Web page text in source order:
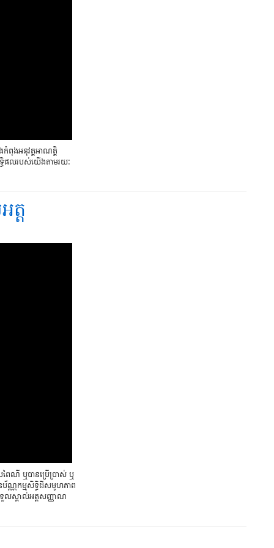
ពុងអនុវត្តអាណត្តិ
ធិផលរបស់យើងតាមរយៈ
ត
ពៃណី ឬបានប្រើប្រាស់ ឬ
ប័ណ្ណកម្មសិទ្ធិដីសមូហភាព
លស្គាល់អត្តសញ្ញាណ